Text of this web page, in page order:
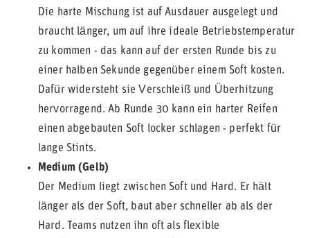
Die harte Mischung ist auf Ausdauer ausgelegt und
braucht länger, um auf ihre ideale Betriebstemperatur
zu kommen - das kann auf der ersten Runde bis zu
einer halben Sekunde gegenüber einem Soft kosten.
Dafür widersteht sie Verschleiß und Überhitzung
hervorragend. Ab Runde 30 kann ein harter Reifen
einen abgebauten Soft locker schlagen - perfekt für
lange Stints.
Medium (Gelb)
Der Medium liegt zwischen Soft und Hard. Er hält
länger als der Soft, baut aber schneller ab als der
Hard. Teams nutzen ihn oft als flexible